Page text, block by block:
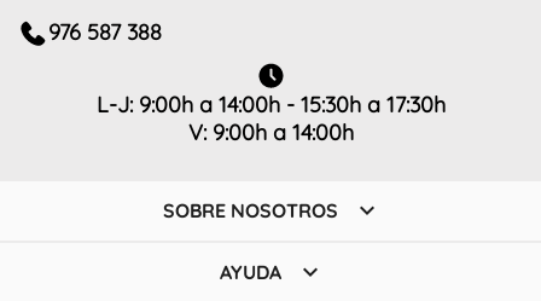
976 587 388
L-J: 9:00h a 14:00h - 15:30h a 17:30h
V: 9:00h a 14:00h
SOBRE NOSOTROS 
AYUDA 